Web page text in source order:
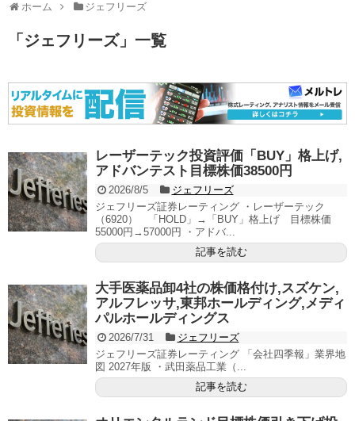
ホーム ジェフリーズ
「 ジェフリーズ」 一覧
レーザーテック投資評価「BUY」格上げ,
アドバンテスト目標株価38500円
2026/8/5
ジェフリーズ
ジェフリーズ証券レーティング ・レーザーテック
（6920） 「HOLD」→「BUY」格上げ 目標株価
55000円→57000円 ・アドバ...
記事を読む
大手医薬品卸4社の株価格付け,スズケン,
アルフレッサ,東邦ホールディング,メディ
パルホールディングス
2026/7/31
ジェフリーズ
ジェフリーズ証券レーティング 「会社四季報」業界地
図 2027年版 ・武田薬品工業（...
記事を読む